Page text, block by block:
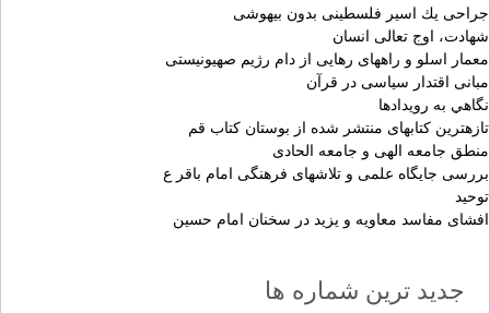
جراحى يك اسير فلسطينى بدون بيهوشى‏
شهادت، اوج تعالى انسان‏
معمار اسلو و راههاى رهايى از دام رژيم صهيونيستى‏
مبانى اقتدار سياسى در قرآن‏
نگاهي به رويدادها
تازه‏ترين كتاب‏هاى منتشر شده از بوستان كتاب قم
منطق جامعه الهى و جامعه الحادى‏
بررسى جايگاه علمى و تلاش‏هاى فرهنگى امام باقر ع
توحيد
افشاى مفاسد معاويه و يزيد در سخنان امام حسين
جدید ترین شماره ها